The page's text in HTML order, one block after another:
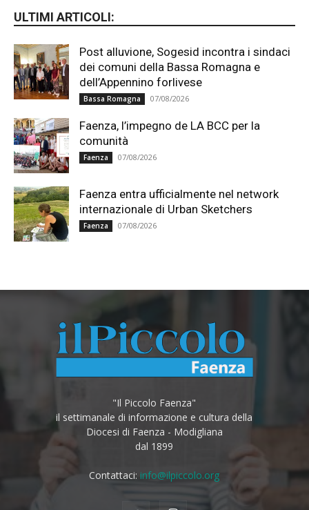
ULTIMI ARTICOLI:
Post alluvione, Sogesid incontra i sindaci
dei comuni della Bassa Romagna e
dell’Appennino forlivese
Bassa Romagna 07/08/2026
Faenza, l’impegno de LA BCC per la
comunità
Faenza 07/08/2026
Faenza entra ufficialmente nel network
internazionale di Urban Sketchers
Faenza 07/08/2026
"Il Piccolo Faenza"
il settimanale di informazione e cultura della
Diocesi di Faenza - Modigliana
dal 1899
Contattaci: info@ilpiccolo.org